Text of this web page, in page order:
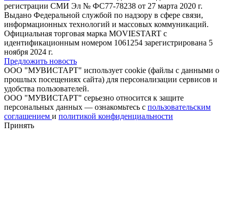
регистрации СМИ Эл № ФС77-78238 от 27 марта 2020 г.
Выдано Федеральной службой по надзору в сфере связи,
информационных технологий и массовых коммуникаций.
Официальная торговая марка MOVIESTART с
идентификационным номером 1061254 зарегистрирована 5
ноября 2024 г.
Предложить новость
ООО "МУВИСТАРТ" использует cookie (файлы с данными о
прошлых посещениях сайта) для персонализации сервисов и
удобства пользователей.
ООО "МУВИСТАРТ" серьезно относится к защите
персональных данных — ознакомьтесь с пользовательским
соглашением и политикой конфиденциальности
Принять